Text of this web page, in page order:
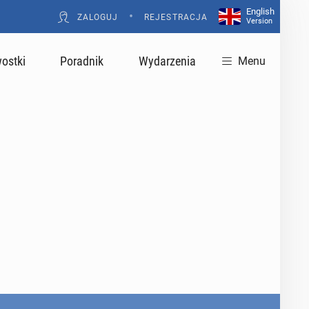
ZALOGUJ • REJESTRACJA
English
Version
Poradnik Wydarzenia Menu